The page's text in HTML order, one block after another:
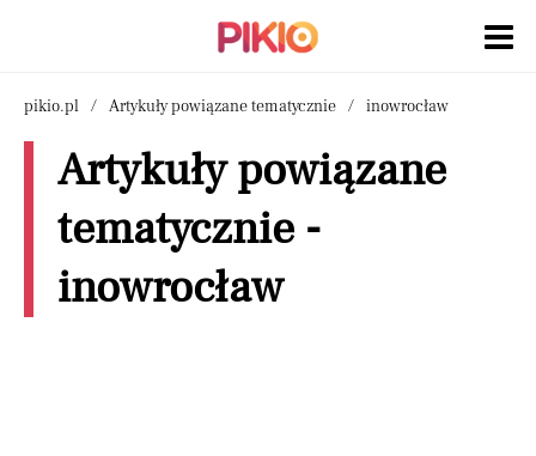
pikio.pl Artykuły powiązane tematycznie inowrocław
Artykuły powiązane
tematycznie -
inowrocław